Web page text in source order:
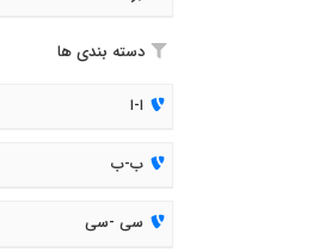
دسته بندی ها
ا-ا
ب-ب
سی -سی